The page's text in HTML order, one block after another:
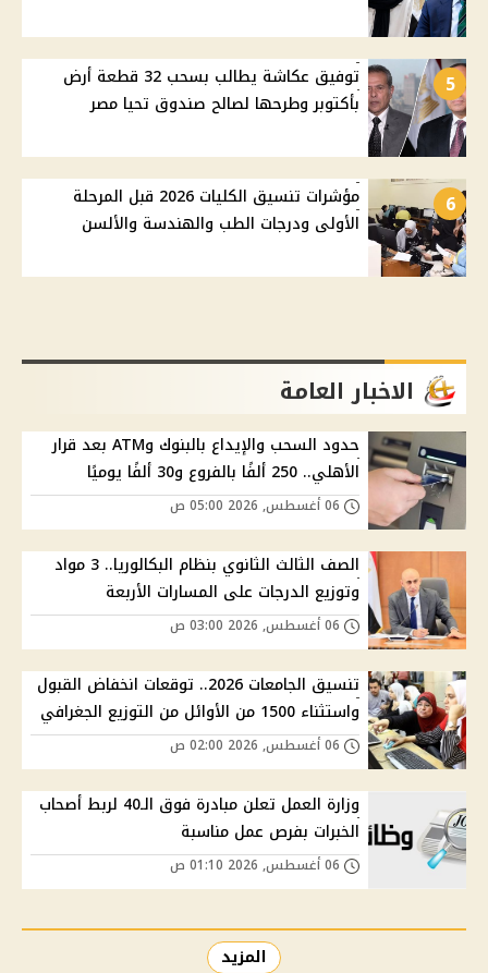
5
توفيق عكاشة يطالب بسحب 32 قطعة أرض
بأكتوبر وطرحها لصالح صندوق تحيا مصر
6
مؤشرات تنسيق الكليات 2026 قبل المرحلة
الأولى ودرجات الطب والهندسة والألسن
الاخبار العامة
حدود السحب والإيداع بالبنوك وATM بعد قرار
الأهلي.. 250 ألفًا بالفروع و30 ألفًا يوميًا
الصف الثالث الثانوي بنظام البكالوريا.. 3 مواد
وتوزيع الدرجات على المسارات الأربعة
تنسيق الجامعات 2026.. توقعات انخفاض القبول
واستثناء 1500 من الأوائل من التوزيع الجغرافي
وزارة العمل تعلن مبادرة فوق الـ40 لربط أصحاب
الخبرات بفرص عمل مناسبة
المزيد